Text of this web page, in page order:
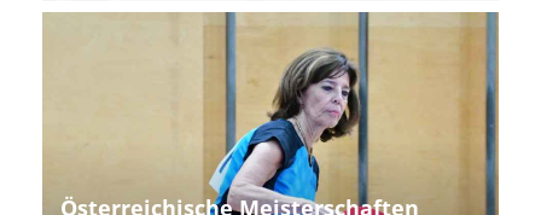
Österreichische Meisterschaften